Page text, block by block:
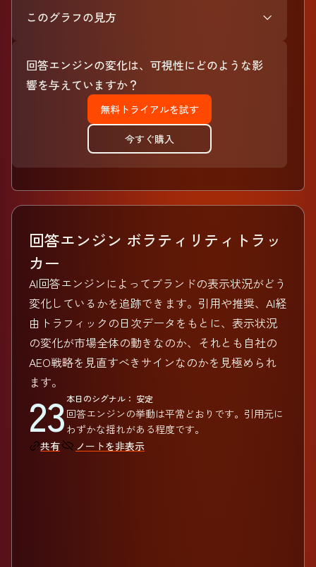
このグラフの見方
回答エンジンの変化は、可視性にどのような影
響を与えていますか？
無料トライアルを試す
今すぐ購入
回答エンジン ボラティリティトラッ
カー
AI回答エンジンによってブランドの表示状況がどう
変化しているかを追跡できます。引用や推奨、AI経
由トラフィックの日次データをもとに、表示状況
の変化が市場全体の動きなのか、それとも自社の
AEO戦略を見直すべきサインなのかを見極められ
ます。
23本日のシグナル： 安定
回答エンジンの挙動は平常どおりです。引用元に
わずかな揺れがある程度です。
共有
ノートを非表示